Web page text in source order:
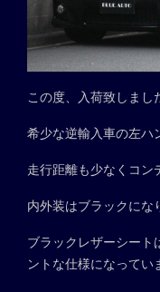
この度、入荷致しまし
希少な逆輸入車の左ハ
走行距離も少なくコン
内外装はブラックにな
ブラックレザーシート
ントな仕様になってい